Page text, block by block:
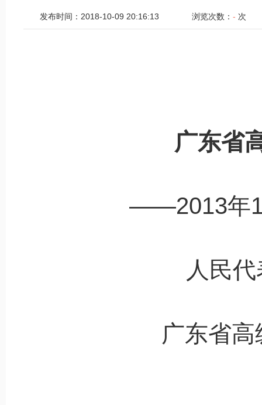
发布时间：2018-10-09 20:16:13 浏览次数： - 次
广东省
——2013年
人民
广东省